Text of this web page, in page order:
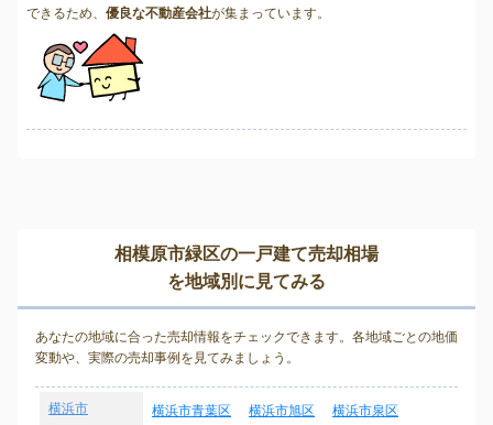
できるため、 優良な不動産会社が集まっています。
相模原市緑区の一戸建て売却相場
を地域別に見てみる
あなたの地域に合った売却情報をチェックできます。各地域ごとの地価
変動や、実際の売却事例を見てみましょう。
横浜市 横浜市青葉区 横浜市旭区
横浜市泉区